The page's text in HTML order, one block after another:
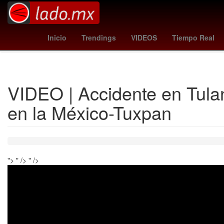
Inicio Trendings VIDEOS Tiempo Real
Sadam Husein Aeropuerto Internacional de
Día de
VIDEO | Accidente en
en la México-Tuxpan
"> " /> " />